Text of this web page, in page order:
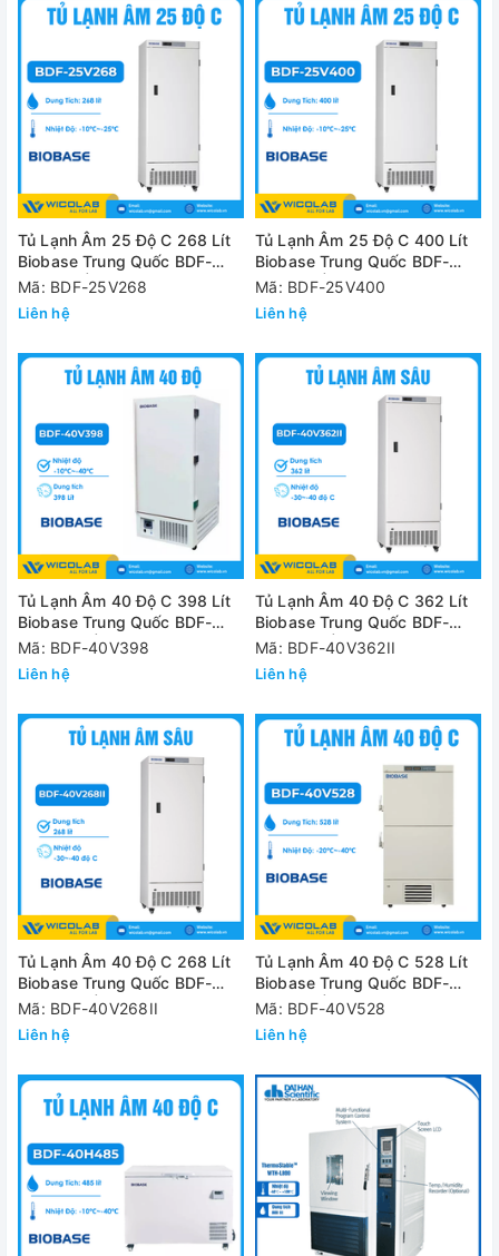
Tủ Lạnh Âm 25 Độ C 268 Lít
Biobase Trung Quốc BDF-
25V268 | Kiểu Đứng
Mã: BDF-25V268
Liên hệ
Tủ Lạnh Âm 25 Độ C 400 Lít
Biobase Trung Quốc BDF-
25V400 | Kiểu Đứng
Mã: BDF-25V400
Liên hệ
Tủ Lạnh Âm 40 Độ C 398 Lít
Biobase Trung Quốc BDF-
40V398II | 3 Khay
Mã: BDF-40V398
Liên hệ
Tủ Lạnh Âm 40 Độ C 362 Lít
Biobase Trung Quốc BDF-
40V362II | 5 Khay
Mã: BDF-40V362II
Liên hệ
Tủ Lạnh Âm 40 Độ C 268 Lít
Biobase Trung Quốc BDF-
40V268II | 4 Khay
Mã: BDF-40V268II
Liên hệ
Tủ Lạnh Âm 40 Độ C 528 Lít
Biobase Trung Quốc BDF-
40V528 | Kiểu Đứng
Mã: BDF-40V528
Liên hệ